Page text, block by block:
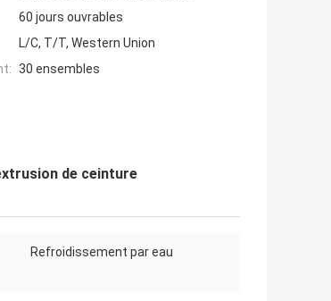
60 jours ouvrables
L/C, T/T, Western Union
30 ensembles
de ceinture
Refroidissement par eau